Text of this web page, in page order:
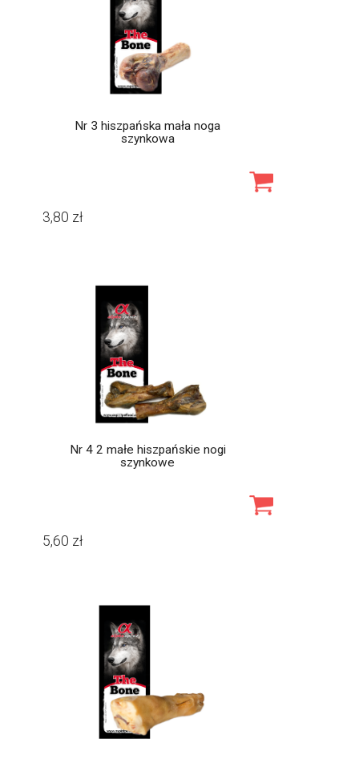
Nr 3 hiszpańska mała noga
szynkowa
3,80 zł
Nr 4 2 małe hiszpańskie nogi
szynkowe
5,60 zł